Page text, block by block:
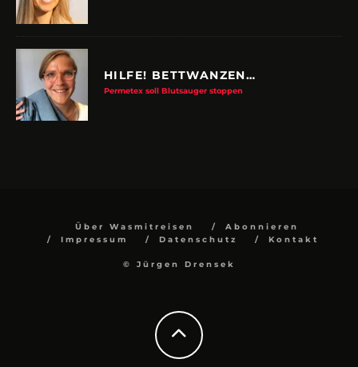
HILFE! BETTWANZEN…
Permetex soll Blutsauger stoppen
Über Wasmitreisen
Abonnieren
Impressum
Datenschutz Kontakt
© Jürgen Drensek